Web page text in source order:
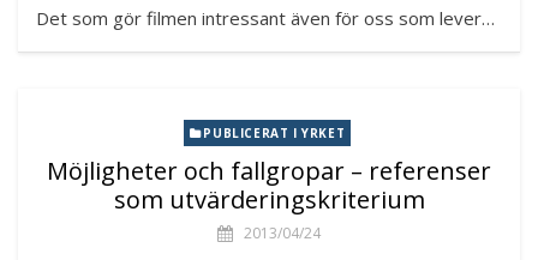
Det som gör filmen intressant även för oss som lever…
PUBLICERAT I YRKET
Möjligheter och fallgropar – referenser
som utvärderingskriterium
2013/04/24